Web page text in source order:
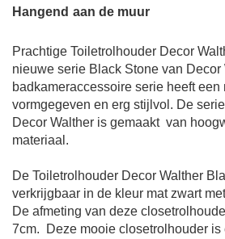
Hangend aan de muur
Prachtige Toiletrolhouder Decor
nieuwe serie Black Stone van Decor
badkameraccessoire serie heeft
vormgegeven en erg stijlvol. De
Decor Walther is gemaakt van
materiaal.
De Toiletrolhouder Decor Walther
verkrijgbaar in de kleur mat zwart
De afmeting van deze
7cm. Deze mooie closetrolhouder is